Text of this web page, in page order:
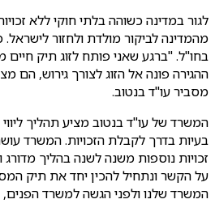
לגור במדינה כשוהה בלתי חוקי ללא
מהמדינה לביקור מולדת ולחזור
בחו"ל. "ברגע שאני פותח לזוג תיק
ההגירה פונה אל הזוג לצורך גירוש,
מסביר עו"ד בנטוב.
המשרד של עו"ד בנטוב מציע תהליך
בעיות בדרך לקבלת הזכויות. המשרד
זכויות נוספות משנה לשנה בהליך
על הקשר ונתחיל להכין יחד את תיק
המשרד שלנו ולפני הגשה למשרד